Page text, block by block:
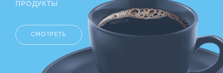
ПРОДУКТЫ
СМОТРЕТЬ